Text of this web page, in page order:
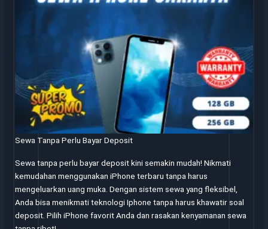
Sewa Tanpa Perlu Bayar Deposit
Sewa tanpa perlu bayar deposit kini semakin mudah! Nikmati
kemudahan menggunakan iPhone terbaru tanpa harus
mengeluarkan uang muka. Dengan sistem sewa yang fleksibel,
Anda bisa menikmati teknologi Iphone tanpa harus khawatir soal
deposit. Pilih iPhone favorit Anda dan rasakan kenyamanan sewa